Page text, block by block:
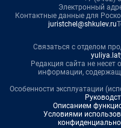
Электронный
Контактные данные для
juristchel@shkulev.ru
Связаться с отделом
Редакция сайта не несет
информации,
Особенности эксплуатации
Описанием
Условиями